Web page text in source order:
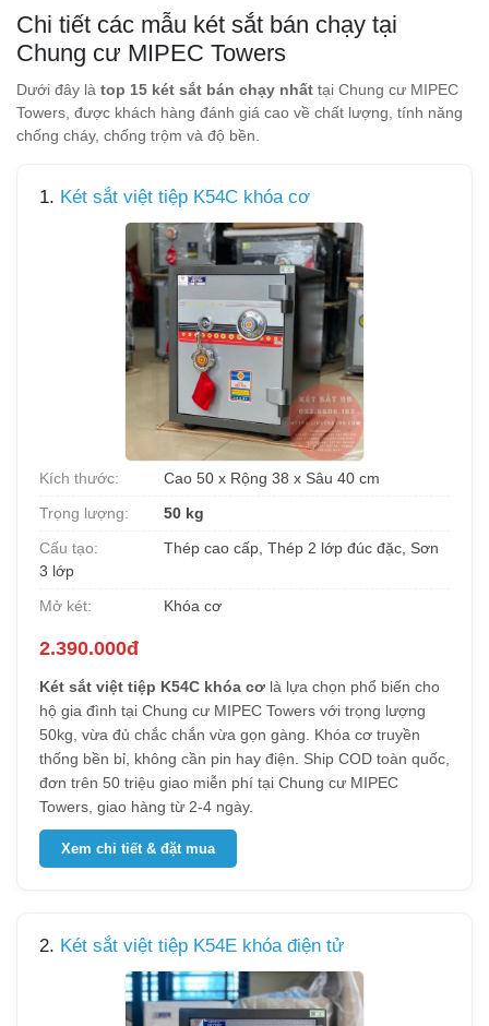
Chi tiết các mẫu két sắt bán chạy tại
Chung cư MIPEC Towers
Dưới đây là top 15 két sắt bán chạy nhất tại Chung cư MIPEC
Towers, được khách hàng đánh giá cao về chất lượng, tính năng
chống cháy, chống trộm và độ bền.
1. Két sắt việt tiệp K54C khóa cơ
Kích thước:
Cao 50 x Rộng 38 x Sâu 40 cm
Trọng lượng:
50 kg
Cấu tạo:
Thép cao cấp, Thép 2 lớp đúc đặc, Sơn
3 lớp
Mở két:
Khóa cơ
2.390.000đ
Két sắt việt tiệp K54C khóa cơ là lựa chọn phổ biến cho
hộ gia đình tại Chung cư MIPEC Towers với trọng lượng
50kg, vừa đủ chắc chắn vừa gọn gàng. Khóa cơ truyền
thống bền bỉ, không cần pin hay điện. Ship COD toàn quốc,
đơn trên 50 triệu giao miễn phí tại Chung cư MIPEC
Towers, giao hàng từ 2-4 ngày.
Xem chi tiết & đặt mua
2. Két sắt việt tiệp K54E khóa điện tử